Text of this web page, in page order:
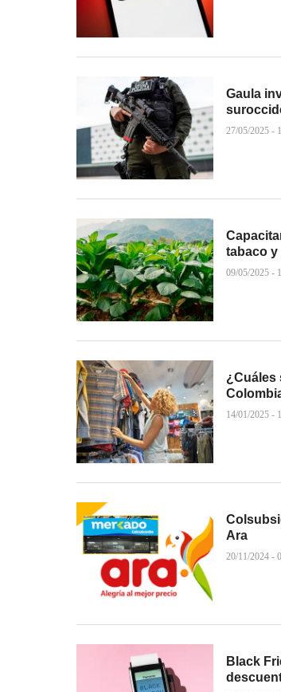
Gaula
27/05/2025 -
tabaco y
09/05/2025 -
¿Cuáles
14/01/2025 -
Ara
20/11/2024 -
Black